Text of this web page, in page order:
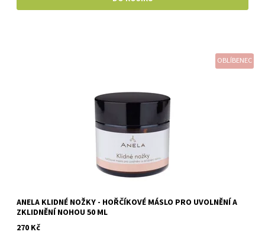
OBLÍBENEC
ANELA KLIDNÉ NOŽKY - HOŘČÍKOVÉ MÁSLO PRO UVOLNĚNÍ A
ZKLIDNĚNÍ NOHOU 50 ML
270 Kč